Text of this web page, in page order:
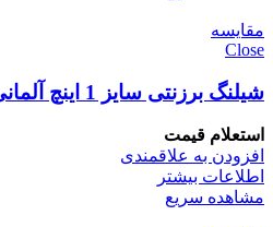
مقایسه
Close
شیلنگ برزنتی سایز 1 اینچ آلمانی
استعلام قیمت
افزودن به علاقمندی
اطلاعات بیشتر
مشاهده سریع